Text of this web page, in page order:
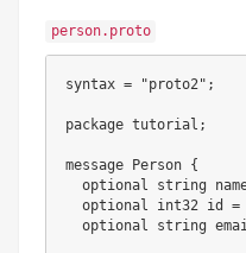
person.proto
syntax = "proto2";
package tutorial;
message Person {
optional string
optional int32 id =
optional string